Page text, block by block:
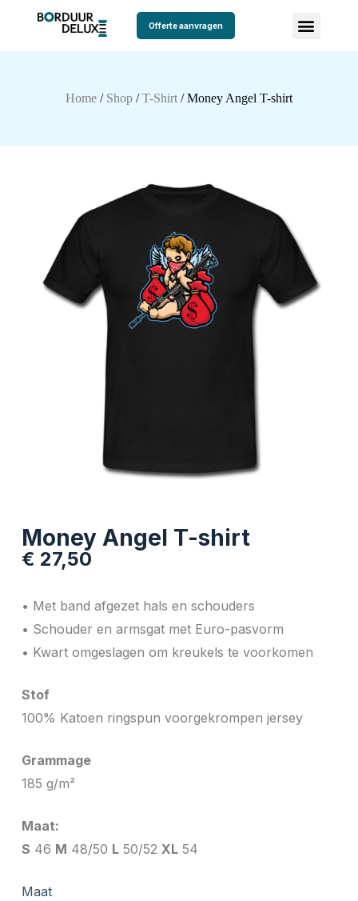
Offerte aanvragen
Home/ Shop/T-Shirt/ Money Angel T-shirt
Money Angel T-shirt
€ 27,50
• Met band afgezet hals en schouders
• Schouder en armsgat met Euro-pasvorm
• Kwart omgeslagen om kreukels te voorkomen
Stof
100% Katoen ringspun voorgekrompen jersey
Grammage
185 g/m²
Maat:
S 46 M 48/50 L50/52 XL54
Maat